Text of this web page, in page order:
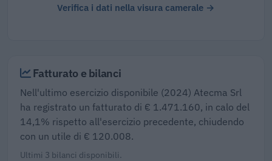
Verifica i dati nella visura camerale →
Fatturato e bilanci
Nell'ultimo esercizio disponibile (2024) Atecma Srl
ha registrato un fatturato di € 1.471.160, in calo del
14,1% rispetto all'esercizio precedente, chiudendo
con un utile di € 120.008.
Ultimi 3 bilanci disponibili.